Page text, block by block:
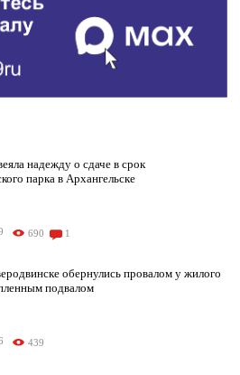
надежду о сдаче в срок
парка в Архангельске
690 1
обернулись провалом у жилого
подвалом
439